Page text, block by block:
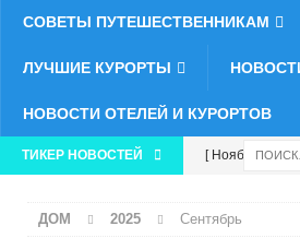
СОВЕТЫ ПУТЕШЕСТВЕННИКАМ
ЛУЧШИЕ КУРОРТЫ
НОВОСТИ ОТЕЛЕЙ И КУРОРТОВ
ТИКЕР НОВОСТЕЙ [ Ноябрь 21,
Предложение
ДОМ 2025 Сентябрь